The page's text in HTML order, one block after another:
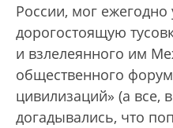
России, мог ежегодно
дорогостоящую
и взлелеянного им
общественного
цивилизаций» (а все,
догадывались, что